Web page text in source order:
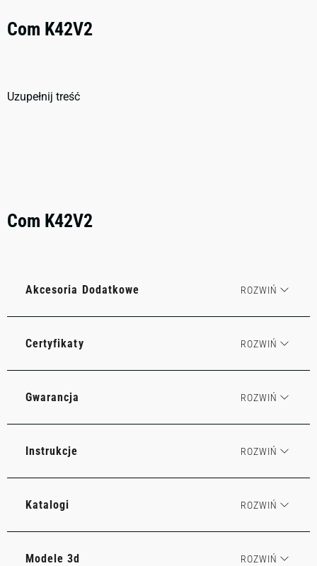
Com K42V2
Uzupełnij treść
Com K42V2
Akcesoria Dodatkowe
Certyfikaty
Gwarancja
Instrukcje
Katalogi
Modele 3d